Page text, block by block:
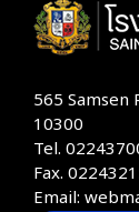
565 Samsen
10300
Tel.
Fax.
Email: